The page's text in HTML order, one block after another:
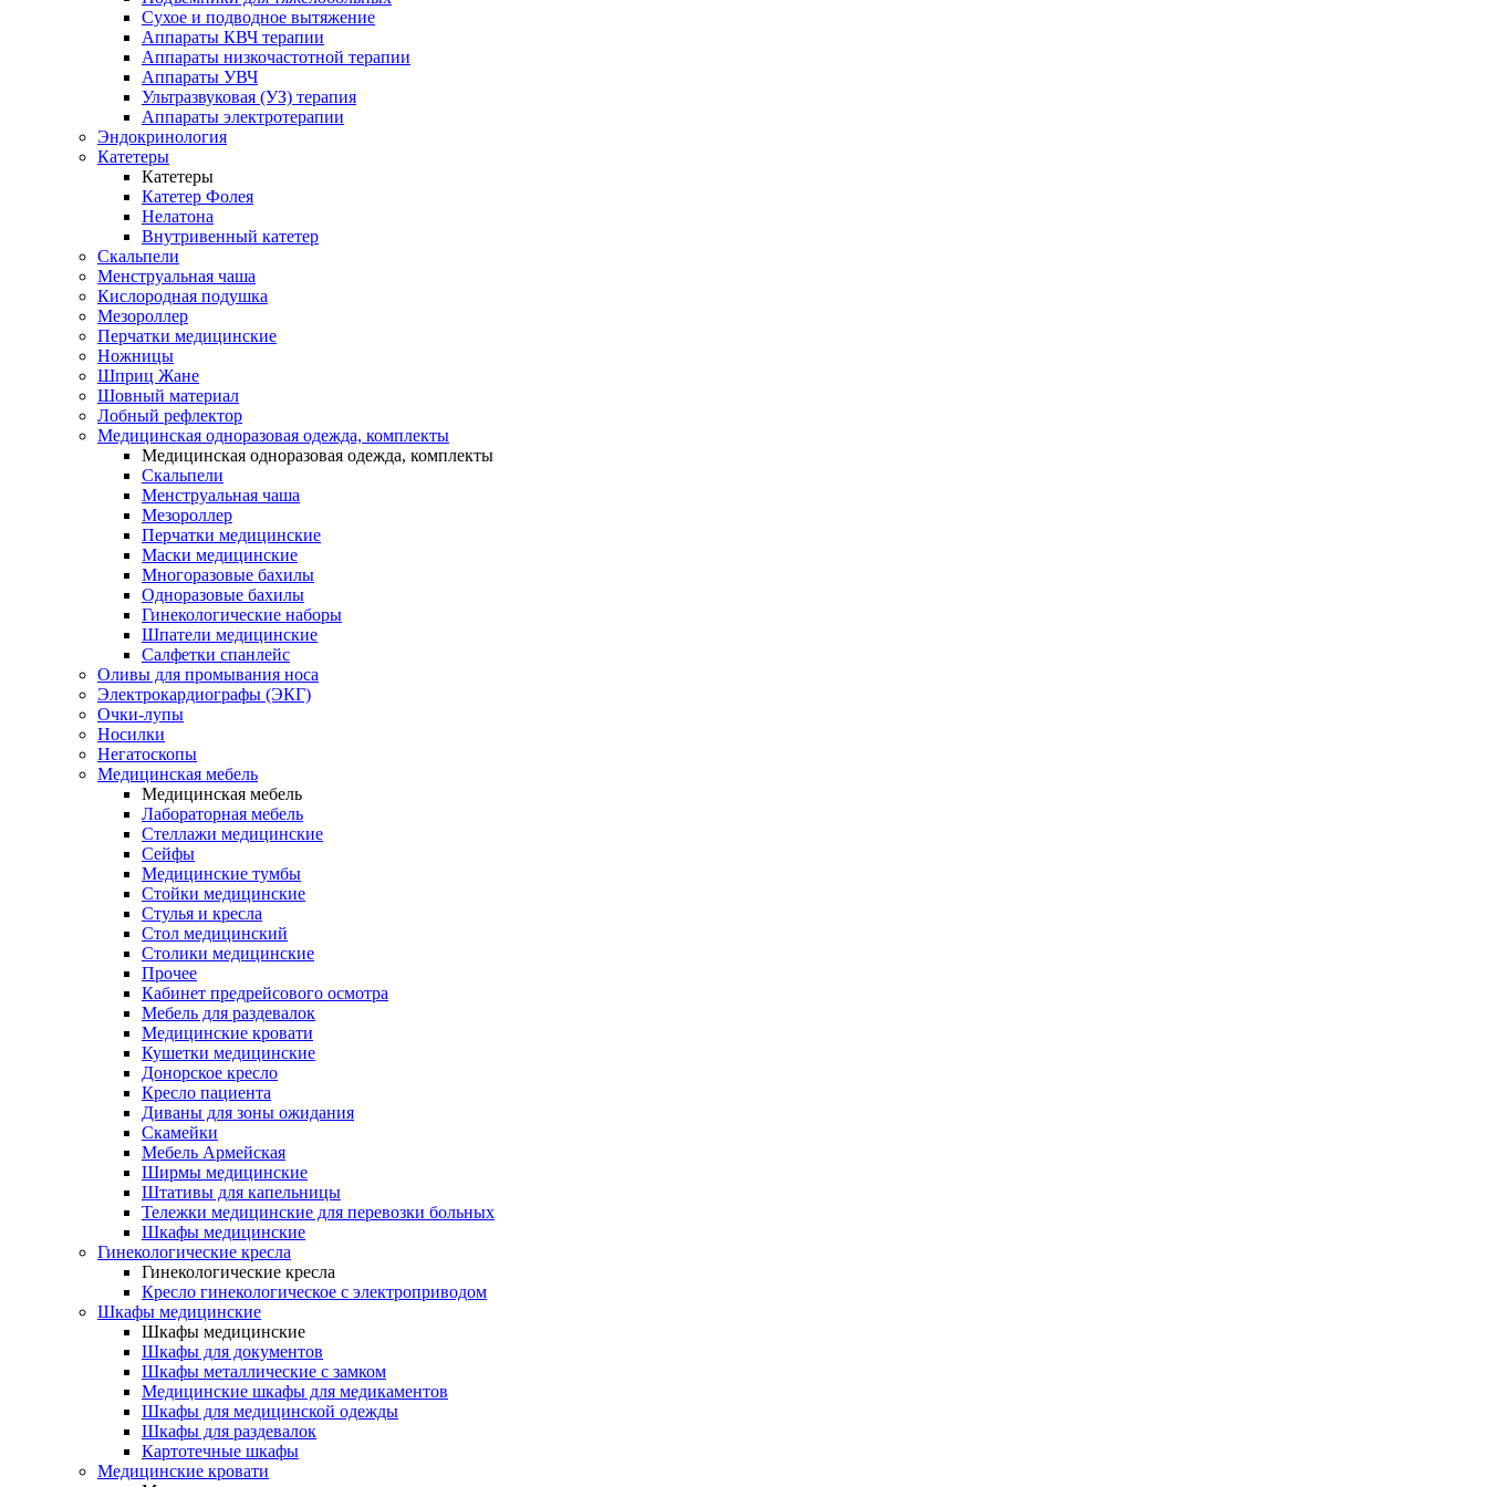
Сухое и подводное вытяжение
Аппараты КВЧ терапии
Аппараты низкочастотной терапии
Аппараты УВЧ
Ультразвуковая (УЗ) терапия
Аппараты электротерапии
Эндокринология
Катетеры
Катетеры
Катетер Фолея
Нелатона
Внутривенный катетер
Скальпели
Менструальная чаша
Кислородная подушка
Мезороллер
Перчатки медицинские
Ножницы
Шприц Жане
Шовный материал
Лобный рефлектор
Медицинская одноразовая одежда, комплекты
Медицинская одноразовая одежда, комплекты
Скальпели
Менструальная чаша
Мезороллер
Перчатки медицинские
Маски медицинские
Многоразовые бахилы
Одноразовые бахилы
Гинекологические наборы
Шпатели медицинские
Салфетки спанлейс
Оливы для промывания носа
Электрокардиографы (ЭКГ)
Очки-лупы
Носилки
Негатоскопы
Медицинская мебель
Медицинская мебель
Лабораторная мебель
Стеллажи медицинские
Сейфы
Медицинские тумбы
Стойки медицинские
Cтулья и кресла
Стол медицинский
Столики медицинские
Прочее
Кабинет предрейсового осмотра
Мебель для раздевалок
Медицинские кровати
Кушетки медицинские
Донорское кресло
Кресло пациента
Диваны для зоны ожидания
Скамейки
Мебель Армейская
Ширмы медицинские
Штативы для капельницы
Тележки медицинские для перевозки больных
Шкафы медицинские
Гинекологические кресла
Гинекологические кресла
Кресло гинекологическое с электроприводом
Шкафы медицинские
Шкафы медицинские
Шкафы для документов
Шкафы металлические с замком
Медицинские шкафы для медикаментов
Шкафы для медицинской одежды
Шкафы для раздевалок
Картотечные шкафы
Медицинские кровати